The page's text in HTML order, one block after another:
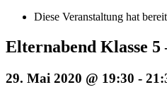
Diese Veranstaltung hat
Elternabend Klasse 5
29. Mai 2020 @ 19:30 -